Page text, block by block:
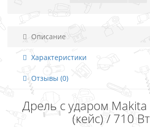
Описание
Характеристики
Отзывы (0)
Дрель с ударом Makita
(кейс) / 710 Вт